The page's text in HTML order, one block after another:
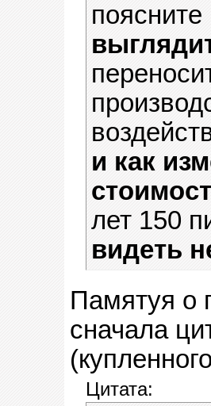
и как
лет 150
видеть
Памятуя о
сначала
Цитата: